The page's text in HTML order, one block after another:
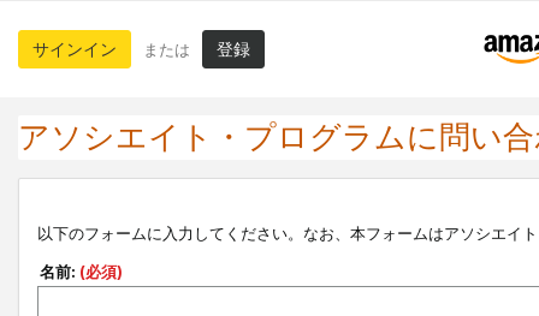
サインイン または 登録
アソシエイト・プログラムに問い
以下のフォームに入力してください。なお、本フォームはアソシエイ
名前: (必須)